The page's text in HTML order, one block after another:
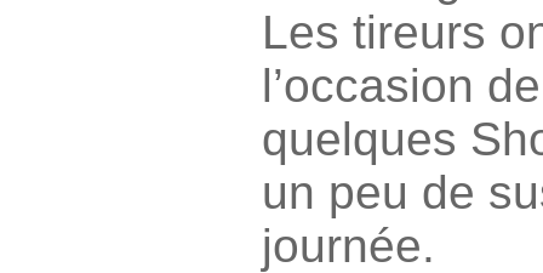
Les tireurs
l’occasion
quelques
un peu de
journée.